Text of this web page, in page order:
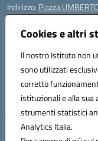
Cookies e altri
Il nostro Istituto non
sono utilizzati
corretto
istituzionali e alla
strumenti statistici
Analytics Italia.
Indirizzo: Piazza
Centralino:
Posta elettronica
Codice fiscale:
Codice meccanografico:
Codice Indice delle
Codice unico di
Hosting